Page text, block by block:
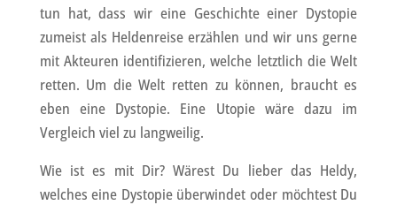
tun hat, dass wir eine Geschichte einer Dystopie
zumeist als Heldenreise erzählen und wir uns gerne
mit Akteuren identifizieren, welche letztlich die Welt
retten. Um die Welt retten zu können, braucht es
eben eine Dystopie. Eine Utopie wäre dazu im
Vergleich viel zu langweilig.
Wie ist es mit Dir? Wärest Du lieber das Heldy,
welches eine Dystopie überwindet oder möchtest Du